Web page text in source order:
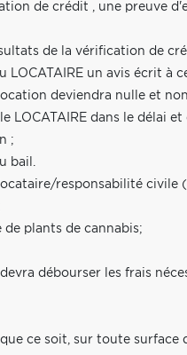
de crédit , une preuve
de la vérification de
un avis écrit à
deviendra nulle et
LOCATAIRE dans le délai
;
bail.
responsabilité civile
plants de cannabis;
débourser les frais
ce soit, sur toute surface